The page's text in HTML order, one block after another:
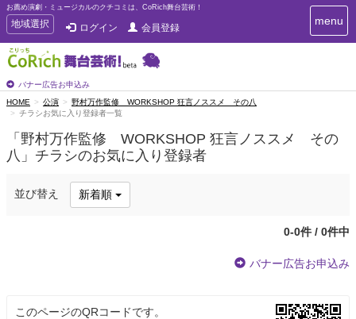
お薦め演劇・ミュージカルのクチコミは、CoRich舞台芸術！
T
o
g
g
e
n
a
v
g
地域選択 ログイン 会員登録
バナー広告お申込み
T
o
a
v
i
n
menu
HOME 公演
野村万作監修 WORKSHOP 狂言ノススメ その八
チラシお気に入り登録者一覧
「野村万作監修 WORKSHOP 狂言ノススメ その
八」チラシのお気に入り登録者
並び替え 新着順
0-0件 / 0件中
バナー広告お申込み
このページのQRコードです。